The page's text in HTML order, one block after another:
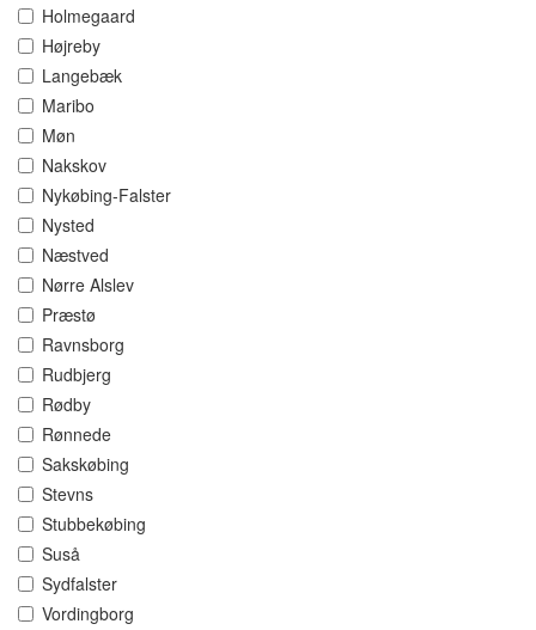
Holmegaard
Højreby
Langebæk
Maribo
Møn
Nakskov
Nykøbing-Falster
Nysted
Næstved
Nørre Alslev
Præstø
Ravnsborg
Rudbjerg
Rødby
Rønnede
Sakskøbing
Stevns
Stubbekøbing
Suså
Sydfalster
Vordingborg